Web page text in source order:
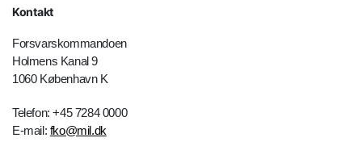
Kontakt
Forsvarskommandoen
Holmens Kanal 9
1060 København K
Telefon: +45 7284 0000
E-mail: fko@mil.dk